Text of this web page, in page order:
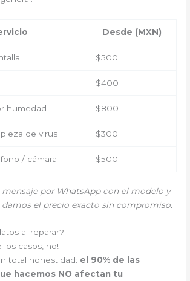
Desde (MXN)
$500
$400
humedad $800
de virus $300
/ cámara $500
mensaje por WhatsApp con el modelo y
el precio exacto sin compromiso.
al reparar?
los casos, no!
total honestidad: el 90% de las
hacemos NO afectan tu